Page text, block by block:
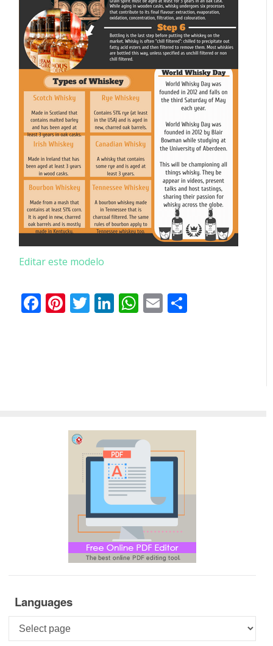
Editar este modelo
Facebook
Pinterest
Twitter
LinkedIn
WhatsApp
Email
Languages
Languages